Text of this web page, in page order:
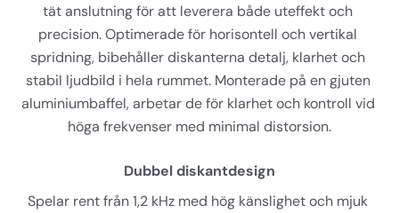
tät anslutning för att leverera både uteffekt och
precision. Optimerade för horisontell och vertikal
spridning, bibehåller diskanterna detalj, klarhet och
stabil ljudbild i hela rummet. Monterade på en gjuten
aluminiumbaffel, arbetar de för klarhet och kontroll vid
höga frekvenser med minimal distorsion.
Dubbel diskantdesign
Spelar rent från 1,2 kHz med hög känslighet och mjuk